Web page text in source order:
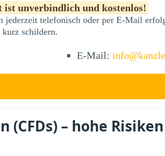
ist unverbindlich und kostenlos!
telefonisch oder per E-Mail
schildern.
E-Mail:
– hohe